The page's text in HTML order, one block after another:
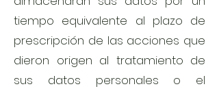
tiempo equivalente al plazo de
prescripción de las acciones que
dieron origen al tratamiento de
sus datos personales o el